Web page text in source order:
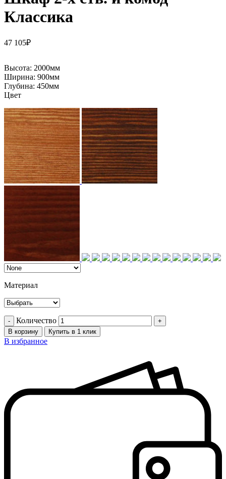
Классика
47 105₽
Высота: 2000мм
Ширина: 900мм
Глубина: 450мм
Цвет
Материал
Количество
В корзину Купить в 1 клик
В избранное